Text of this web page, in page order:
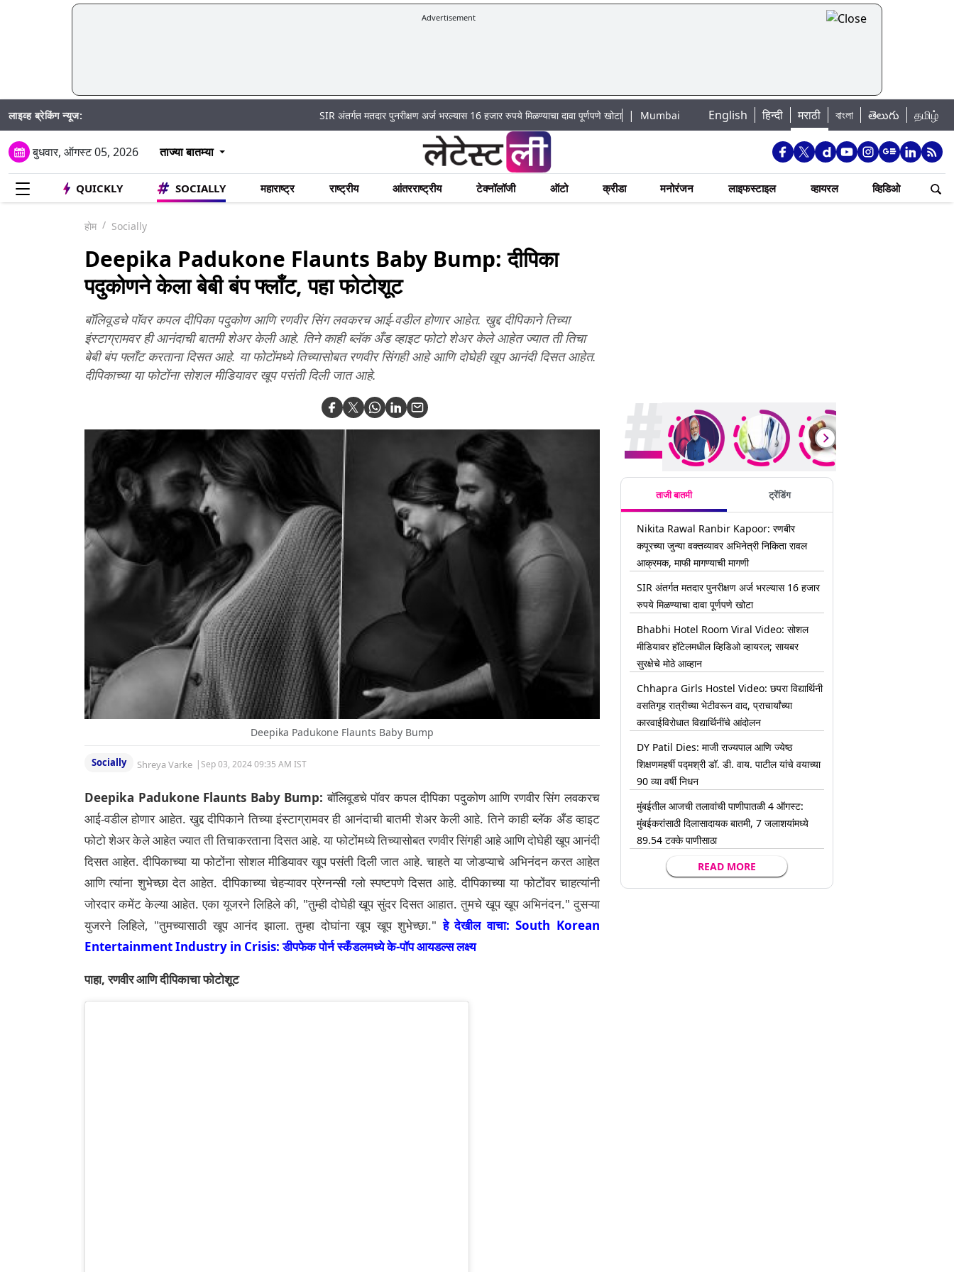
Advertisement
लाइव्ह ब्रेकिंग न्यूज: SIR अंतर्गत मतदार पुनरीक्षण अर्ज भरल्यास 16 हजार रुपये मिळण्याचा दावा पूर्णपणे खोटा| Mumbai Lake Water Levels: मुंबई पाणीपुरवठा अपडेट: शहरातील 7 तलावांमधील जलसाठा
English हिन्दी मराठी বাংলা తెలుగు தமிழ்
बुधवार, ऑगस्ट 05, 2026 ताज्या बातम्या
QUICKLY SOCIALLY महाराष्ट्र राष्ट्रीय आंतरराष्ट्रीय टेक्नॉलॉजी ऑटो क्रीडा मनोरंजन लाइफस्टाइल व्हायरल व्हिडिओ
होम Socially
Deepika Padukone Flaunts Baby Bump: दीपिका
पदुकोणने केला बेबी बंप फ्लाँट, पहा फोटोशूट
बॉलिवूडचे पॉवर कपल दीपिका पदुकोण आणि रणवीर सिंग लवकरच आई-वडील होणार आहेत. खुद्द दीपिकाने तिच्या
इंस्टाग्रामवर ही आनंदाची बातमी शेअर केली आहे. तिने काही ब्लॅक अँड व्हाइट फोटो शेअर केले आहेत ज्यात ती तिचा
बेबी बंप फ्लाँट करताना दिसत आहे. या फोटोंमध्ये तिच्यासोबत रणवीर सिंगही आहे आणि दोघेही खूप आनंदी दिसत आहेत.
दीपिकाच्या या फोटोंना सोशल मीडियावर खूप पसंती दिली जात आहे.
Deepika Padukone Flaunts Baby Bump
Socially Shreya Varke |Sep 03, 2024 09:35 AM IST
Deepika Padukone Flaunts Baby Bump: बॉलिवूडचे पॉवर कपल दीपिका पदुकोण आणि रणवीर सिंग लवकरच
आई-वडील होणार आहेत. खुद्द दीपिकाने तिच्या इंस्टाग्रामवर ही आनंदाची बातमी शेअर केली आहे. तिने काही ब्लॅक अँड व्हाइट
फोटो शेअर केले आहेत ज्यात ती तिचाकरताना दिसत आहे. या फोटोंमध्ये तिच्यासोबत रणवीर सिंगही आहे आणि दोघेही खूप आनंदी
दिसत आहेत.दीपिकाच्या या फोटोंना सोशल मीडियावर खूप पसंती दिली जात आहे. चाहते या जोडप्याचे अभिनंदन करत आहेत
आणि त्यांना शुभेच्छा देत आहेत. दीपिकाच्या चेहऱ्यावर प्रेग्नन्सी ग्लो स्पष्टपणे दिसत आहे. दीपिकाच्या या फोटोंवर चाहत्यांनी
जोरदार कमेंट केल्या आहेत. एका यूजरने लिहिले की, "तुम्ही दोघेही खूप सुंदर दिसत आहात. तुमचे खूप खूप अभिनंदन." दुसऱ्या
युजरने लिहिले, "तुमच्यासाठी खूप आनंद झाला. तुम्हा दोघांना खूप खूप शुभेच्छा." हे देखील वाचा: South Korean
Entertainment Industry in Crisis: डीपफेक पोर्न स्कँडलमध्ये के-पॉप आयडल्स लक्ष्य
पाहा, रणवीर आणि दीपिकाचा फोटोशूट
ताजी बातमी ट्रेंडिंग
Nikita Rawal Ranbir Kapoor: रणबीर
कपूरच्या जुन्या वक्तव्यावर अभिनेत्री निकिता रावल
आक्रमक, माफी मागण्याची मागणी
SIR अंतर्गत मतदार पुनरीक्षण अर्ज भरल्यास 16 हजार
रुपये मिळण्याचा दावा पूर्णपणे खोटा
Bhabhi Hotel Room Viral Video: सोशल
मीडियावर हॉटेलमधील व्हिडिओ व्हायरल; सायबर
सुरक्षेचे मोठे आव्हान
Chhapra Girls Hostel Video: छपरा विद्यार्थिनी
वसतिगृह रात्रीच्या भेटीवरून वाद, प्राचार्यांच्या
कारवाईविरोधात विद्यार्थिनींचे आंदोलन
DY Patil Dies: माजी राज्यपाल आणि ज्येष्ठ
शिक्षणमहर्षी पद्मश्री डॉ. डी. वाय. पाटील यांचे वयाच्या
90 व्या वर्षी निधन
मुंबईतील आजची तलावांची पाणीपातळी 4 ऑगस्ट:
मुंबईकरांसाठी दिलासादायक बातमी, 7 जलाशयांमध्ये
89.54 टक्के पाणीसाठा
READ MORE